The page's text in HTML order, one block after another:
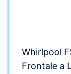
Whirlpool
Frontale a